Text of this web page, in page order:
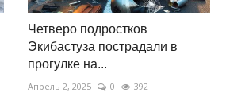
Четверо подростков
Экибастуза пострадали в
прогулке на...
Апрель 2, 2025 0 392